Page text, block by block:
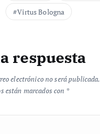
Virtus Bologna
respuesta
electrónico no será publicada.
están marcados con *